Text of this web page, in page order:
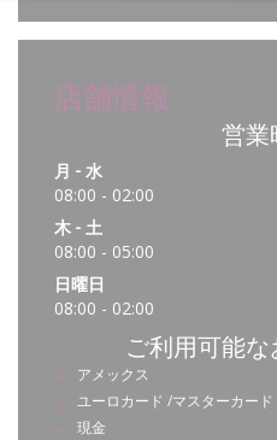
店舗情報
営業
月 - 水
08:00 - 02:00
木 - 土
08:00 - 05:00
日曜日
08:00 - 02:00
ご利用可能
アメックス
ユーロカード /マスターカード
現金